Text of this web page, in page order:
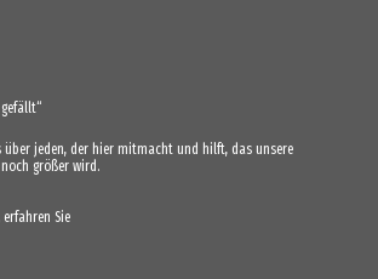
über jeden, der hier mitmacht und hilft, das unsere
größer wird.
Sie